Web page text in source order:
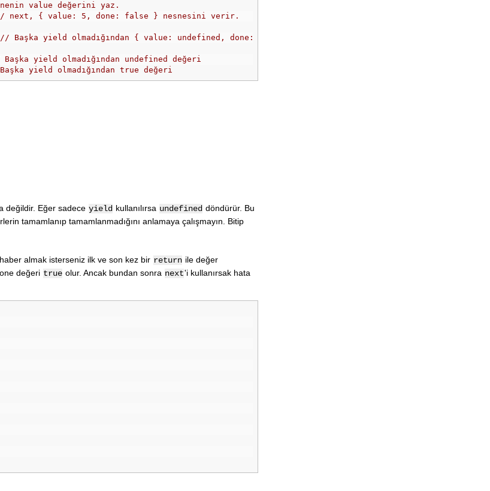
value değerini yaz.
next, { value: 5, done: false } nesnesini verir.
// Başka yield olmadığından { value: undefined, done: true } nesnesi döner.
yield olmadığından undefined değeri
yield olmadığından true değeri
değildir. Eğer sadece yield kullanılırsa undefined döndürür. Bu
tamamlanıp tamamlanmadığını anlamaya çalışmayın. Bitip
almak isterseniz ilk ve son kez bir return ile değer
değeri true olur. Ancak bundan sonra next'i kullanırsak hata